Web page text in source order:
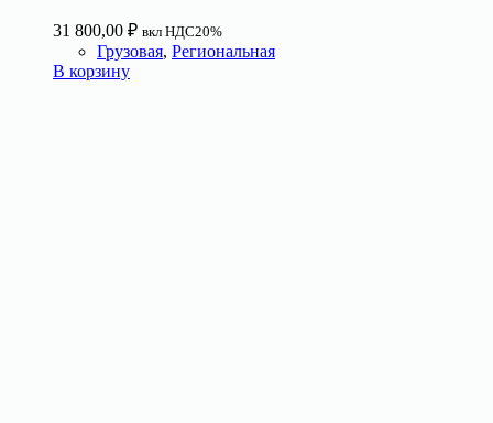
31 800,00 ₽ вкл НДС20%
Грузовая, Региональная
В корзину